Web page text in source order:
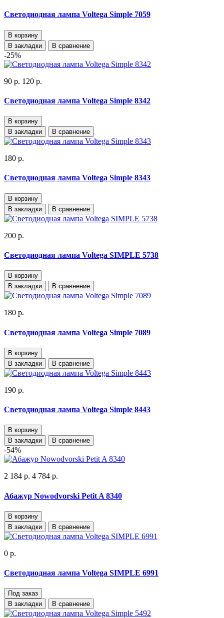
Светодиодная лампа Voltega Simple 7059
В корзину
В закладки
В сравнение
-25%
90 р. 120 р.
Светодиодная лампа Voltega Simple 8342
В корзину
В закладки
В сравнение
180 р.
Светодиодная лампа Voltega Simple 8343
В корзину
В закладки
В сравнение
200 р.
Светодиодная лампа Voltega SIMPLE 5738
В корзину
В закладки
В сравнение
180 р.
Светодиодная лампа Voltega Simple 7089
В корзину
В закладки
В сравнение
190 р.
Светодиодная лампа Voltega Simple 8443
В корзину
В закладки
В сравнение
-54%
2 184 р. 4 784 р.
Абажур Nowodvorski Petit A 8340
В корзину
В закладки
В сравнение
0 р.
Светодиодная лампа Voltega SIMPLE 6991
Под заказ
В закладки
В сравнение